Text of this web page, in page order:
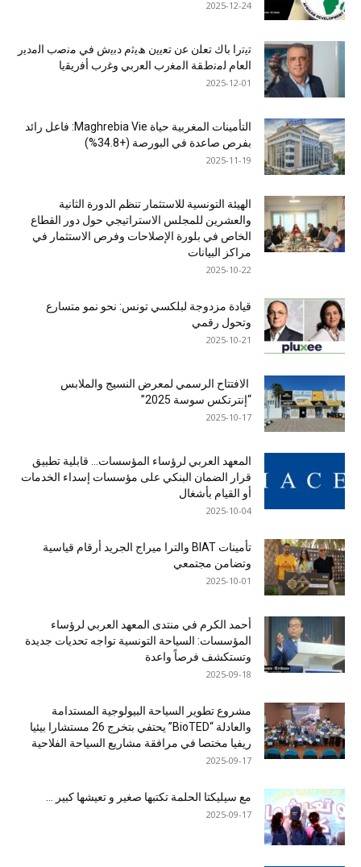
2025-12-24
ﺗﯾﺗرا ﺑﺎك ﺗﻌﻠن ﻋن ﺗﻌﯾﯾن ھﯾﺛم دﺑﯾش ﻓﻲ ﻣﻧﺻب اﻟﻣدﯾر
اﻟﻌﺎم ﻟﻣﻧطﻘﺔ اﻟﻣﻐرب اﻟﻌرﺑﻲ وﻏرب أﻓرﯾﻘﯾﺎ
2025-12-01
التأمينات المغربية حياة Maghrebia Vie: فاعل رائد
بفرص صاعدة في البورصة (+34.8%)
2025-11-19
الهيئة التونسية للاستثمار تنظم الدورة الثانية
والعشرين للمجلس الاستراتيجي حول دور القطاع
الخاص في بلورة الإصلاحات وفرص الاستثمار في
مراكز البيانات
2025-10-22
قيادة مزدوجة لبلكسي تونس: نحو نمو متسارع
وتحول رقمي
2025-10-21
الافتتاح الرسمي لمعرض النسيج والملابس
“إنترتكس سوسة 2025”
2025-10-17
المعهد العربي لرؤساء المؤسسات… قابلية تطبيق
قرار الضمان البنكي على مؤسسات إسداء الخدمات
أو القيام بأشغال
2025-10-04
تأمينات BIAT والترا ميراج الجريد أرقام قياسية
وتضامن مجتمعي
2025-10-01
أحمد الكرم في منتدى المعهد العربي لرؤساء
المؤسسات: السياحة التونسية تواجه تحديات جديدة
وتستكشف فرصاً واعدة
2025-09-18
مشروع تطوير السياحة البيولوجية المستدامة
والعادلة “BioTED” يحتفي بتخرج 26 مستشارا بيئيا
ريفيا مختصا في مرافقة مشاريع السياحة الفلاحية
2025-09-17
مع سيليكتا الحلمة تكتبها صغير و تعيشها كبير …
2025-09-17